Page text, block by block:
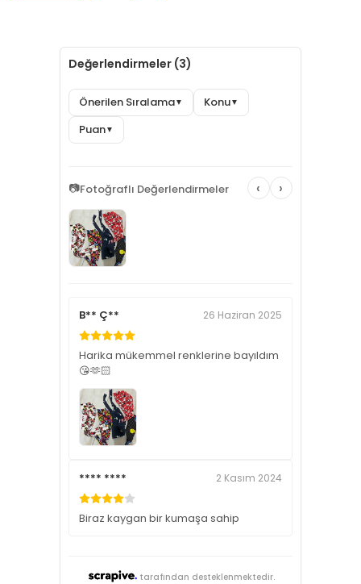
Değerlendirmeler (3)
Önerilen Sıralama▼ Konu▼
Puan▼
📷Fotoğraflı Değerlendirmeler ‹ ›
B** Ç** 26 Haziran 2025
Harika mükemmel renklerine bayıldım
😘🫶🏻
**** **** 2 Kasım 2024
Biraz kaygan bir kumaşa sahip
tarafından desteklenmektedir.